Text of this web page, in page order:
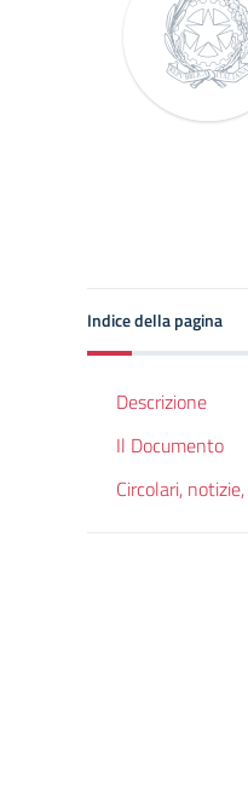
Indice della pagina
Descrizione
Il Documento
Circolari,